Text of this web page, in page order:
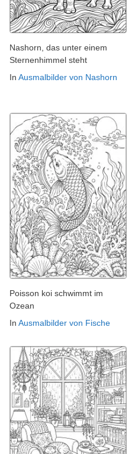
Nashorn, das unter einem
Sternenhimmel steht
In Ausmalbilder von Nashorn
Poisson koi schwimmt im
Ozean
In Ausmalbilder von Fische